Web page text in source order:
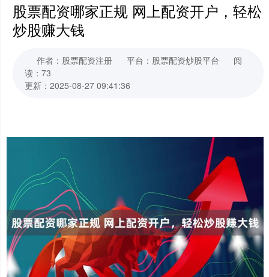
股票配资哪家正规 网上配资开户，轻松
炒股赚大钱
作者：股票配资注册 平台：股票配资炒股平台
阅
读：73
更新：2025-08-27 09:41:36